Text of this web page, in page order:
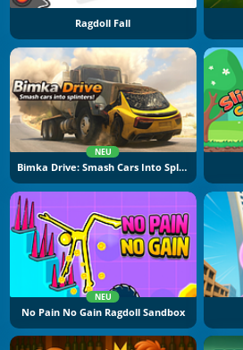
Ragdoll Fall
NEU
Bimka Drive: Smash Cars Into Splinters
NEU
No Pain No Gain Ragdoll Sandbox